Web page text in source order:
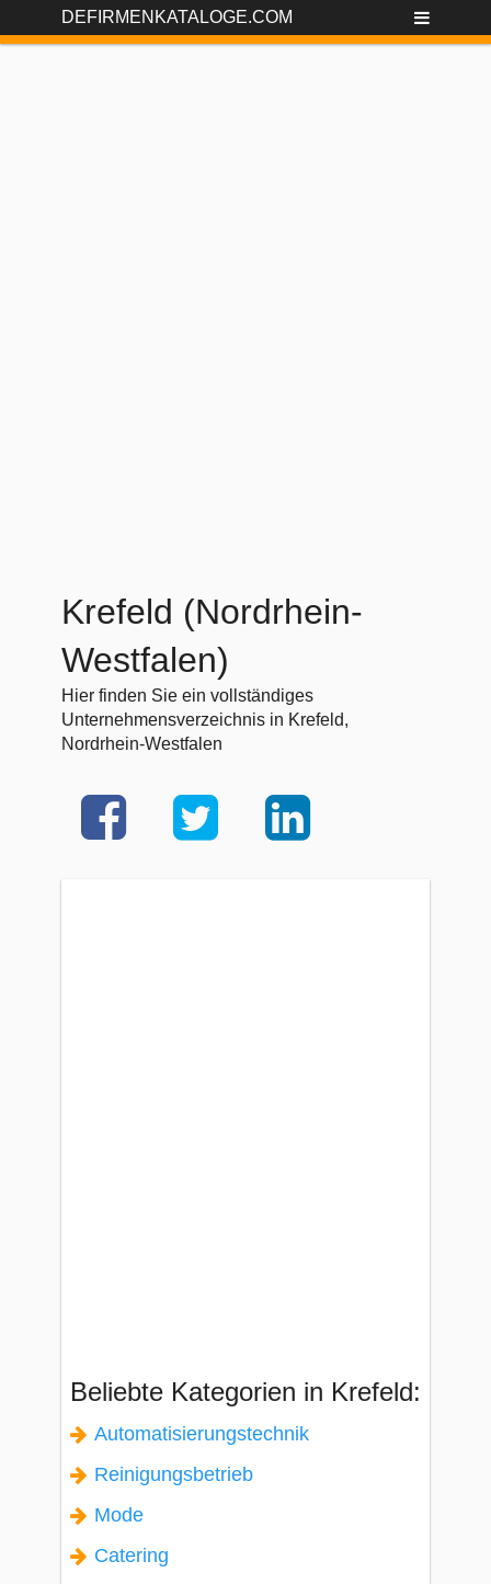
DEFIRMENKATALOGE.COM
Krefeld (Nordrhein-
Westfalen)
Hier finden Sie ein vollständiges
Unternehmensverzeichnis in Krefeld,
Nordrhein-Westfalen
Beliebte Kategorien in Krefeld:
Automatisierungstechnik
Reinigungsbetrieb
Mode
Catering